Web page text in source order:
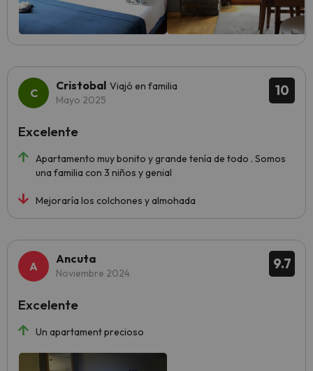
10
Cristobal Viajó en familia
Mayo 2025
Apartamento muy bonito y grande tenía de todo . Somos
una familia con 3 niños y genial
Mejoraría los colchones y almohada
Excelente
9.7
Ancuta
Noviembre 2024
Un apartament precioso
Excelente